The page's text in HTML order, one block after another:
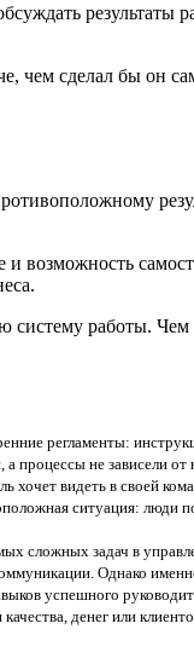
результаты
чем сделал бы он
возможность
систему работы.
регламенты:
не зависели от
хочет видеть в своей
ситуация: люди
сложных задач в
Однако
успешного
денег или